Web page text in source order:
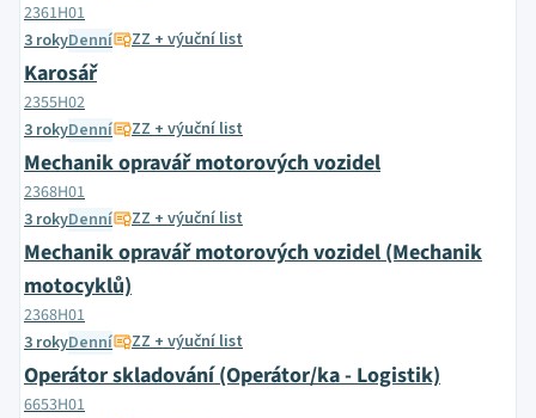
2361H01
3 rokyDenní ZZ + výuční list
Karosář
2355H02
3 rokyDenní ZZ + výuční list
Mechanik opravář motorových vozidel
2368H01
3 rokyDenní ZZ + výuční list
Mechanik opravář motorových vozidel (Mechanik
motocyklů)
2368H01
3 rokyDenní ZZ + výuční list
Operátor skladování (Operátor/ka - Logistik)
6653H01